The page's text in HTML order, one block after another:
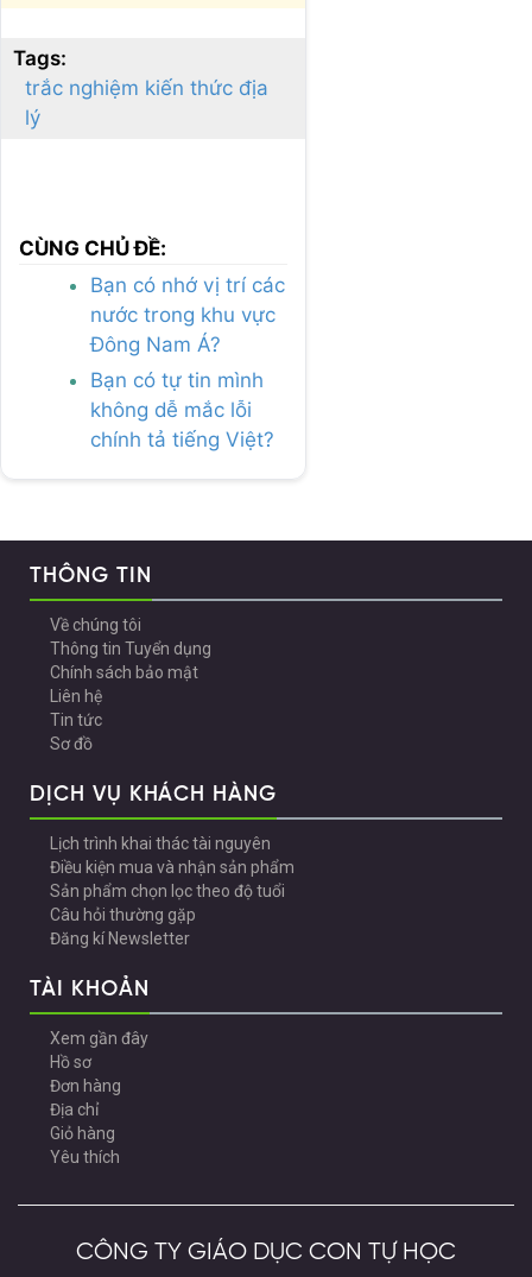
Tags:
trắc nghiệm kiến thức địa
lý
CÙNG CHỦ ĐỀ:
Bạn có nhớ vị trí các
nước trong khu vực
Đông Nam Á?
Bạn có tự tin mình
không dễ mắc lỗi
chính tả tiếng Việt?
THÔNG TIN
Về chúng tôi
Thông tin Tuyển dụng
Chính sách bảo mật
Liên hệ
Tin tức
Sơ đồ
DỊCH VỤ KHÁCH HÀNG
Lịch trình khai thác tài nguyên
Điều kiện mua và nhận sản phẩm
Sản phẩm chọn lọc theo độ tuổi
Câu hỏi thường gặp
Đăng kí Newsletter
TÀI KHOẢN
Xem gần đây
Hồ sơ
Đơn hàng
Địa chỉ
Giỏ hàng
Yêu thích
CÔNG TY GIÁO DỤC CON TỰ HỌC